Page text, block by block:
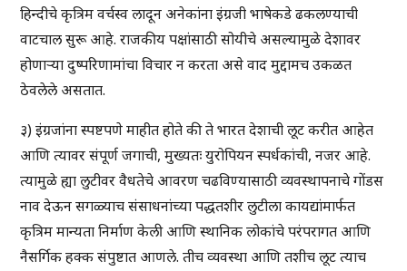
हिन्दीचे कृत्रिम वर्चस्व लादून अनेकांना इंग्रजी भाषेकडे ढकलण्याची
वाटचाल सुरू आहे. राजकीय पक्षांसाठी सोयीचे असल्यामुळे देशावर
होणार्‍या दुष्परिणामांचा विचार न करता असे वाद मुद्दामच उकळत
ठेवलेले असतात.
३) इंग्रजांना स्पष्टपणे माहीत होते की ते भारत देशाची लूट करीत आहेत
आणि त्यावर संपूर्ण जगाची, मुख्यतः युरोपियन स्पर्धकांची, नजर आहे.
त्यामुळे ह्या लुटीवर वैधतेचे आवरण चढविण्यासाठी व्यवस्थापनाचे गोंडस
नाव देऊन सगळ्याच संसाधनांच्या पद्धतशीर लुटीला कायद्यांमार्फत
कृत्रिम मान्यता निर्माण केली आणि स्थानिक लोकांचे परंपरागत आणि
नैसर्गिक हक्क संपुष्टात आणले. तीच व्यवस्था आणि तशीच लूट त्याच